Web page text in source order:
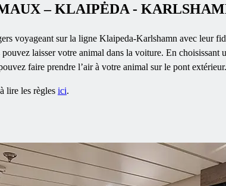
– KLAIPĖDA -
voyageant sur la ligne Klaipeda-Karlshamn avec leur
laisser votre animal dans la voiture. En
faire prendre l’air à votre animal sur le pont extérieur.
lire les règles ici.